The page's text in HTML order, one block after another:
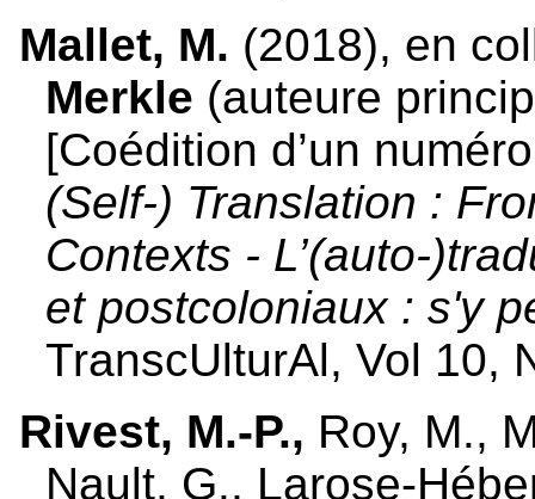
Mallet, M. (2018), en
Merkle (auteure
[Coédition d’un
(Self-) Translation :
Contexts - L’(auto-
et postcoloniaux : s'y
TranscUlturAl, Vol 10,
Rivest, M.-P., Roy, M.,
Nault, G., Larose-